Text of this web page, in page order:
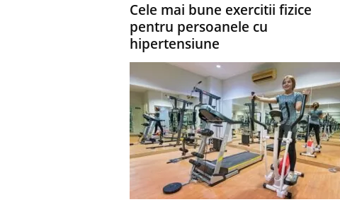
Cele mai bune exercitii fizice
pentru persoanele cu
hipertensiune